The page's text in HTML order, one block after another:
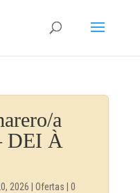
a
DEI À
2026 Ofertas
0